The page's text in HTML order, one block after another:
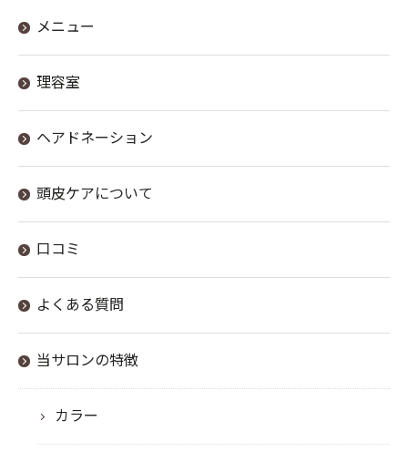
メニュー
理容室
ヘアドネーション
頭皮ケアについて
口コミ
よくある質問
当サロンの特徴
カラー